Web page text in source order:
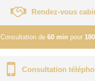
Rendez-vous
Consultation de 60 min pour
Consultation